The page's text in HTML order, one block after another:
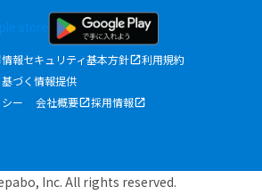
情報セキュリティ基本方針
利用規約
づく情報提供
ー
会社概要 採用情報
Inc. All rights reserved.